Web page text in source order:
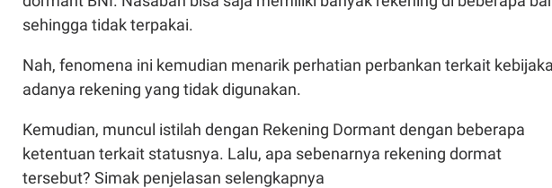
sehingga tidak terpakai.
Nah, fenomena ini kemudian menarik perhatian perbankan terkait
adanya rekening yang tidak digunakan.
Kemudian, muncul istilah dengan Rekening Dormant dengan beberapa
ketentuan terkait statusnya. Lalu, apa sebenarnya rekening dormat
tersebut? Simak penjelasan selengkapnya